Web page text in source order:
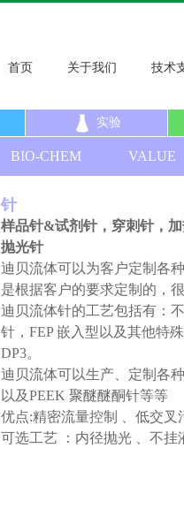
首页 关于我们 技术
实验
BIO-CHEM VALUE
针
样品针&试剂针，穿刺针，
抛光针
迪贝流体可以为客户定制各
是根据客户的要求定制的，
迪贝流体针的工艺包括有：
针，FEP 嵌入型以及其他特
DP3。
迪贝流体可以生产、定制各
以及PEEK 聚醚醚酮针等等
优点:精密流量控制 、低交叉
可选工艺 ：内径抛光 、不挂